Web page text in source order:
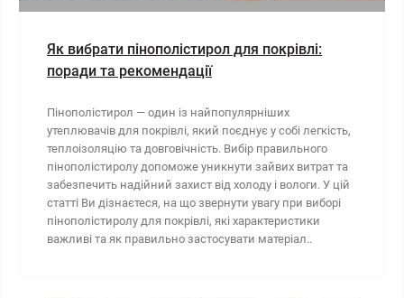
Як вибрати пінополістирол для покрівлі:
поради та рекомендації
Пінополістирол — один із найпопулярніших
утеплювачів для покрівлі, який поєднує у собі легкість,
теплоізоляцію та довговічність. Вибір правильного
пінополістиролу допоможе уникнути зайвих витрат та
забезпечить надійний захист від холоду і вологи. У цій
статті Ви дізнаєтеся, на що звернути увагу при виборі
пінополістиролу для покрівлі, які характеристики
важливі та як правильно застосувати матеріал..